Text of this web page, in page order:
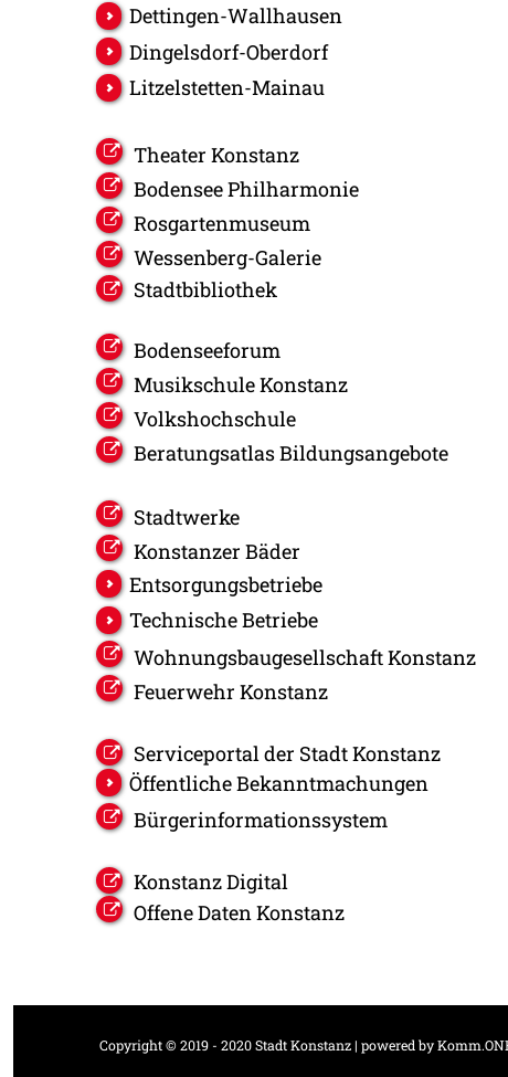
Dettingen-Wallhausen
Dingelsdorf-Oberdorf
Litzelstetten-Mainau
Theater Konstanz
Bodensee Philharmonie
Rosgartenmuseum
Wessenberg-Galerie
Stadtbibliothek
Bodenseeforum
Musikschule Konstanz
Volkshochschule
Beratungsatlas Bildungsangebote
Stadtwerke
Konstanzer Bäder
Entsorgungsbetriebe
Technische Betriebe
Wohnungsbaugesellschaft Konstanz
Feuerwehr Konstanz
Serviceportal der Stadt Konstanz
Öffentliche Bekanntmachungen
Bürgerinformationssystem
Konstanz Digital
Offene Daten Konstanz
Copyright © 2019 - 2020 Stadt Konstanz | powered by